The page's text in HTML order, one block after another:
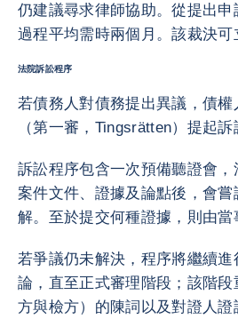
仍建議尋求律師協助。從提出
過程平均需時兩個月。該裁決可
法院訴訟程序
若債務人對債務提出異議，債
（第一審，Tingsrätten）提起訴
訴訟程序包含一次預備聽證會
案件文件、證據及論點後，會
解。至於提交何種證據，則由當
若爭議仍未解決，程序將繼續
論，直至正式審理階段；該階
方與檢方）的陳詞以及對證人證